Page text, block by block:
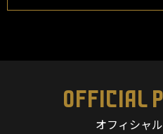
OFFICIAL
オフィシャ